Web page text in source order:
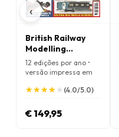
‹
British Railway
Modelling
Magazine
12 edições por ano •
versão impressa em
★
★★
★★
★★
★★
★ (4.0/5.0)
€ 149,95